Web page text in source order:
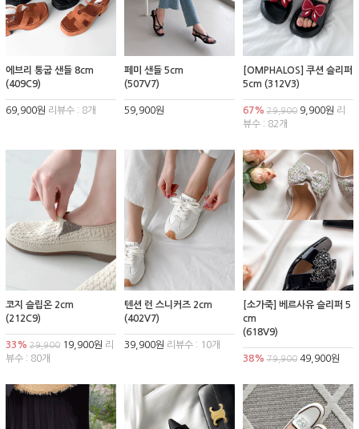
에브리 통굽 샌들 8cm
(409C9)
69,900원 리뷰수 : 8개
페미 샌들 5cm
(507V7)
59,900원
[OMPHALOS] 쿠션 슬리퍼
5cm (312V3)
67% 29,9009,900원 리
뷰수 : 82개
코지 슬립온 2cm
(212C9)
33% 29,900 19,900원 리
뷰수 : 80개
텐션 런 스니커즈 2cm
(402V7)
39,900원 리뷰수 : 10개
[소가죽] 베르사유 슬리퍼 5
cm
(618V9)
38% 79,90049,900원